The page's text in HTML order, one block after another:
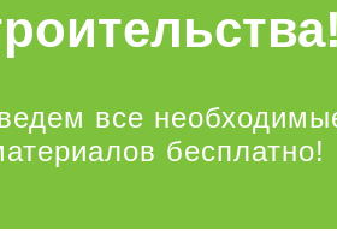
все
бесплатно!